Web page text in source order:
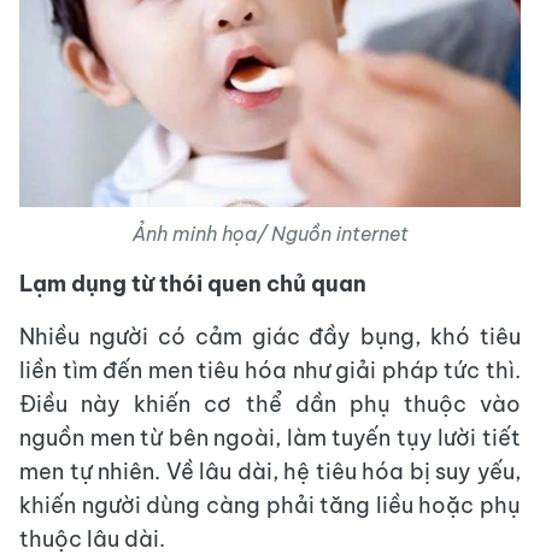
Ảnh minh họa/ Nguồn internet
Lạm dụng từ thói quen chủ quan
Nhiều người có cảm giác đầy bụng, khó tiêu
liền tìm đến men tiêu hóa như giải pháp tức thì.
Điều này khiến cơ thể dần phụ thuộc vào
nguồn men từ bên ngoài, làm tuyến tụy lười tiết
men tự nhiên. Về lâu dài, hệ tiêu hóa bị suy yếu,
khiến người dùng càng phải tăng liều hoặc phụ
thuộc lâu dài.